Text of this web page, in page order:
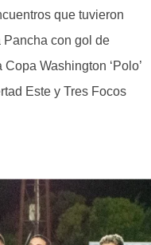
que tuvieron
Pancha con gol de
Washington ‘Polo’
Este y Tres Focos